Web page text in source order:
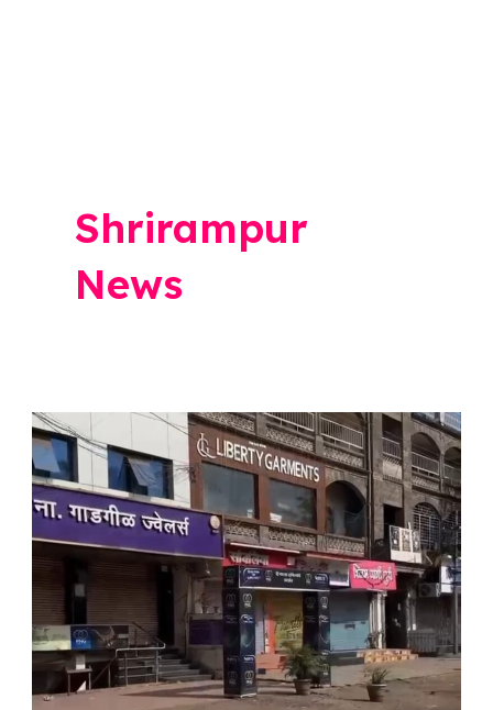
Shrirampur
News
Shrirampur
Band
:
गुन्हेगारी
विरोधात
आज
श्रीरामपूर
बंद…